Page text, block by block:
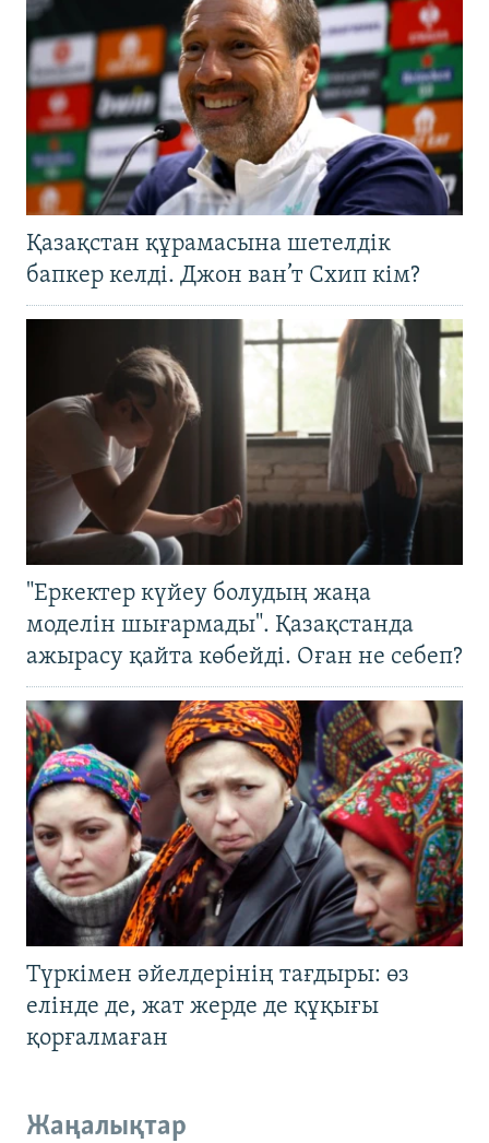
Қазақстан құрамасына шетелдік
бапкер келді. Джон ван’т Схип кім?
"Еркектер күйеу болудың жаңа
моделін шығармады". Қазақстанда
ажырасу қайта көбейді. Оған не себеп?
Түркімен әйелдерінің тағдыры: өз
елінде де, жат жерде де құқығы
қорғалмаған
Жаңалықтар